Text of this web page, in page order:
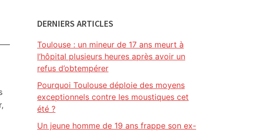
DERNIERS ARTICLES
Toulouse : un mineur de 17 ans meurt à
l’hôpital plusieurs heures après avoir un
refus d’obtempérer
Pourquoi Toulouse déploie des moyens
exceptionnels contre les moustiques cet
été ?
Un jeune homme de 19 ans frappe son ex-